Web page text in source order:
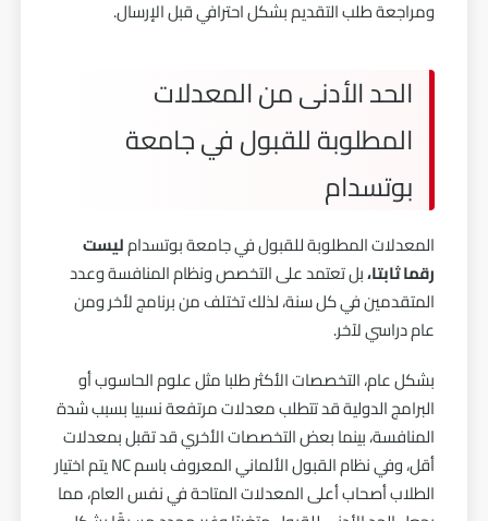
ومراجعة طلب التقديم بشكل احترافي قبل الإرسال.
الحد الأدنى من المعدلات
المطلوبة للقبول في جامعة
بوتسدام
المعدلات المطلوبة للقبول في جامعة بوتسدامليست
رقما ثابتا،بل تعتمد على التخصص ونظام المنافسة وعدد
المتقدمين في كل سنة، لذلك تختلف من برنامج لأخر ومن
عام دراسي لآخر.
بشكل عام، التخصصات الأكثر طلبا مثل علوم الحاسوب أو
البرامج الدولية قد تتطلب معدلات مرتفعة نسبيا بسبب شدة
المنافسة، بينما بعض التخصصات الأخري قد تقبل بمعدلات
أقل، وفي نظام القبول الألماني المعروف باسم NC يتم اختيار
الطلاب أصحاب أعلى المعدلات المتاحة في نفس العام، مما